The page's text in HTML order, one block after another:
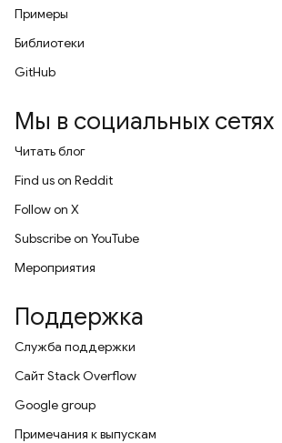
Примеры
Библиотеки
GitHub
Мы в социальных сетях
Читать блог
Find us on Reddit
Follow on X
Subscribe on YouTube
Мероприятия
Поддержка
Служба поддержки
Сайт Stack Overflow
Google group
Примечания к выпускам